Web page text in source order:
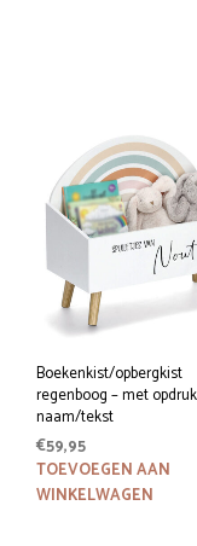
Boekenkist/opbergkist
regenboog – met opdruk
naam/tekst
€59,95
TOEVOEGEN AAN
WINKELWAGEN